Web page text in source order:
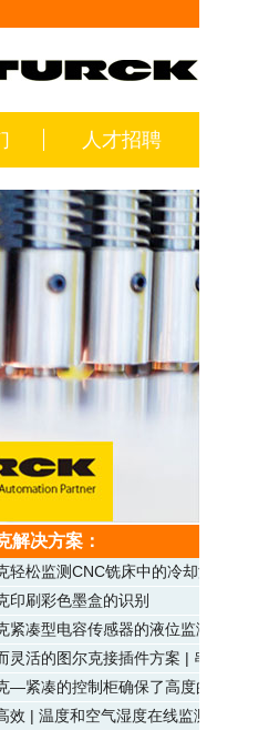
人才招聘
解决方案：
轻松监测CNC铣床中的冷却润滑剂
印刷彩色墨盒的识别
紧凑型电容传感器的液位监测
灵活的图尔克接插件方案 | 串起分布式
—紧凑的控制柜确保了高度的信息安全
效 | 温度和空气湿度在线监测传感器